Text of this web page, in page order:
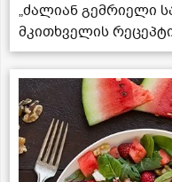
„ძალიან გემრიელი
მკითხველის